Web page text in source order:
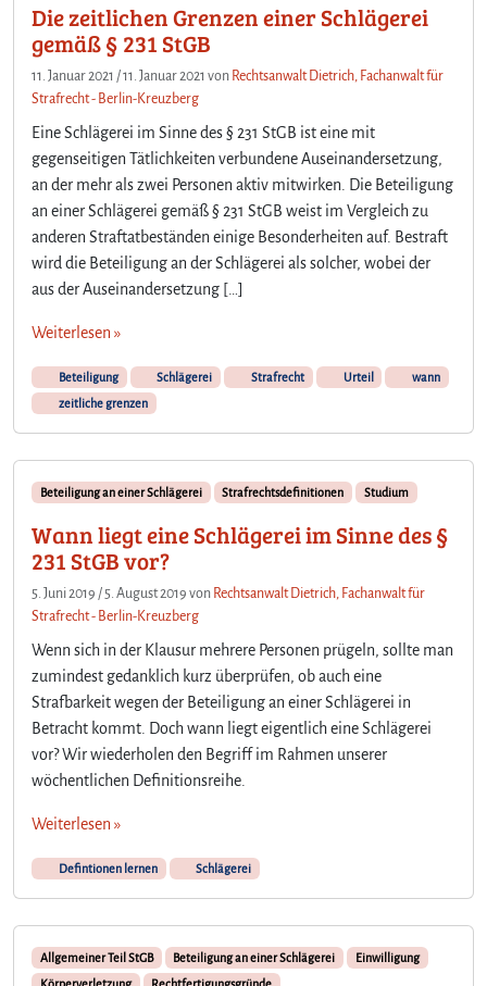
Die zeitlichen Grenzen einer Schlägerei
gemäß § 231 StGB
11. Januar 2021 /11. Januar 2021 von Rechtsanwalt Dietrich, Fachanwalt für
Strafrecht - Berlin-Kreuzberg
Eine Schlägerei im Sinne des § 231 StGB ist eine mit
gegenseitigen Tätlichkeiten verbundene Auseinandersetzung,
an der mehr als zwei Personen aktiv mitwirken. Die Beteiligung
an einer Schlägerei gemäß § 231 StGB weist im Vergleich zu
anderen Straftatbeständen einige Besonderheiten auf. Bestraft
wird die Beteiligung an der Schlägerei als solcher, wobei der
aus der Auseinandersetzung […]
Weiterlesen »
Beteiligung Schlägerei Strafrecht Urteil
wann
zeitliche grenzen
Beteiligung an einer Schlägerei Strafrechtsdefinitionen Studium
Wann liegt eine Schlägerei im Sinne des §
231 StGB vor?
5. Juni 2019 / 5. August 2019 von Rechtsanwalt Dietrich, Fachanwalt für
Strafrecht - Berlin-Kreuzberg
Wenn sich in der Klausur mehrere Personen prügeln, sollte man
zumindest gedanklich kurz überprüfen, ob auch eine
Strafbarkeit wegen der Beteiligung an einer Schlägerei in
Betracht kommt. Doch wann liegt eigentlich eine Schlägerei
vor? Wir wiederholen den Begriff im Rahmen unserer
wöchentlichen Definitionsreihe.
Weiterlesen »
Defintionen lernen Schlägerei
Allgemeiner Teil StGB Beteiligung an einer Schlägerei
Einwilligung